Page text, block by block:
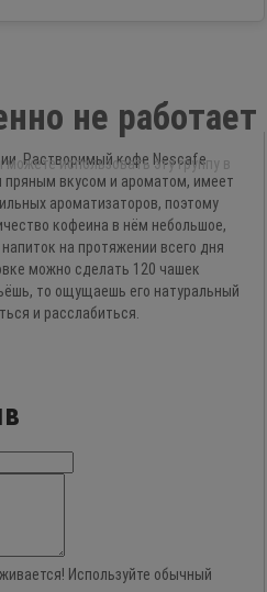
Растворимый кофе Nescafe
пряным вкусом и ароматом, имеет
ароматизаторов, поэтому
кофеина в нём небольшое,
на протяжении всего дня
можно сделать 120 чашек
то ощущаешь его натуральный
и расслабиться.
Используйте обычный
не работает
использовать эту группу в